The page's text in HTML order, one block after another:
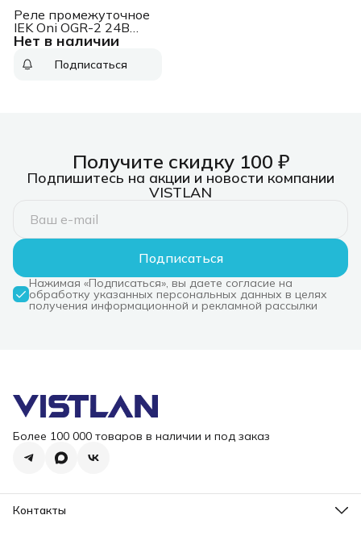
Нет в наличии
Реле промежуточное
IEK Oni OGR-2 24В
(OGR-2-4C-DC24V)
Подписаться
Получите скидку 100 ₽
Подпишитесь на акции и новости компании
VISTLAN
Подписаться
Нажимая «Подписаться», вы даете согласие на
обработку указанных персональных данных в целях
получения информационной и рекламной рассылки
Более 100 000 товаров в наличии и под заказ
Контакты